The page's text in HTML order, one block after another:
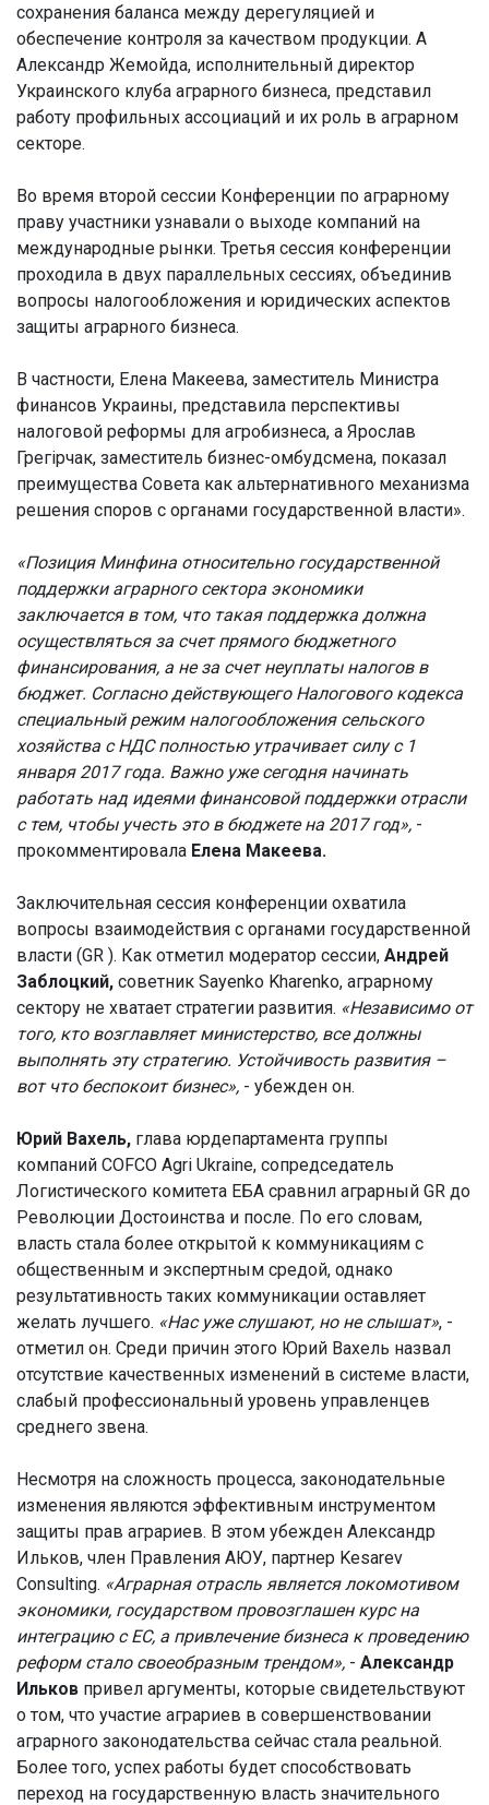
сохранения баланса между дерегуляцией и
обеспечение контроля за качеством продукции. А
Александр Жемойда, исполнительный директор
Украинского клуба аграрного бизнеса, представил
работу профильных ассоциаций и их роль в аграрном
секторе.
Во время второй сессии Конференции по аграрному
праву участники узнавали о выходе компаний на
международные рынки. Третья сессия конференции
проходила в двух параллельных сессиях, объединив
вопросы налогообложения и юридических аспектов
защиты аграрного бизнеса.
В частности, Елена Макеева, заместитель Министра
финансов Украины, представила перспективы
налоговой реформы для агробизнеса, а Ярослав
Грегірчак, заместитель бизнес-омбудсмена, показал
преимущества Совета как альтернативного механизма
решения споров с органами государственной власти».
«Позиция Минфина относительно государственной
поддержки аграрного сектора экономики
заключается в том, что такая поддержка должна
осуществляться за счет прямого бюджетного
финансирования, а не за счет неуплаты налогов в
бюджет. Согласно действующего Налогового кодекса
специальный режим налогообложения сельского
хозяйства с НДС полностью утрачивает силу с 1
января 2017 года. Важно уже сегодня начинать
работать над идеями финансовой поддержки отрасли
с тем, чтобы учесть это в бюджете на 2017 год», -
прокомментировала Елена Макеева.
Заключительная сессия конференции охватила
вопросы взаимодействия с органами государственной
власти (GR ). Как отметил модератор сессии, Андрей
Заблоцкий, советник Sayenko Kharenko, аграрному
сектору не хватает стратегии развития. «Независимо от
того, кто возглавляет министерство, все должны
выполнять эту стратегию. Устойчивость развития –
вот что беспокоит бизнес», - убежден он.
Юрий Вахель, глава юрдепартамента группы
компаний COFCO Agri Ukraine, сопредседатель
Логистического комитета ЕБА сравнил аграрный GR до
Революции Достоинства и после. По его словам,
власть стала более открытой к коммуникациям с
общественным и экспертным средой, однако
результативность таких коммуникации оставляет
желать лучшего. «Нас уже слушают, но не слышат», -
отметил он. Среди причин этого Юрий Вахель назвал
отсутствие качественных изменений в системе власти,
слабый профессиональный уровень управленцев
среднего звена.
Несмотря на сложность процесса, законодательные
изменения являются эффективным инструментом
защиты прав аграриев. В этом убежден Александр
Ильков, член Правления АЮУ, партнер Kesarev
Consulting. «Аграрная отрасль является локомотивом
экономики, государством провозглашен курс на
интеграцию с ЕС, а привлечение бизнеса к проведению
реформ стало своеобразным трендом», - Александр
Ильков привел аргументы, которые свидетельствуют
о том, что участие аграриев в совершенствовании
аграрного законодательства сейчас стала реальной.
Более того, успех работы будет способствовать
переход на государственную власть значительного